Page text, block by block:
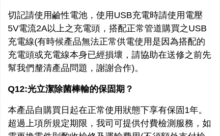
切記請使用鹼性電池，使用USB充電時請使用電壓
5V電流2A以上之充電頭，搭配正常管道購買之USB
充電線(有時候產品無法正常供電使用是因為搭配的
充電頭或充電線本身已經損壞，請協助在送修之前先
幫我們釐清產品問題，謝謝合作)。
Q12:光立潔除菌棒輸的保固期？
本產品自購買日起在正常使用狀態下享有保固1年。
超過上項所規定期限，我司可提供付費檢測服務，如